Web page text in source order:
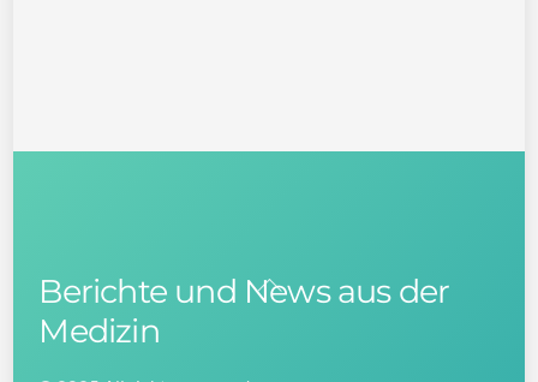
Back
Berichte und News aus der
Medizin